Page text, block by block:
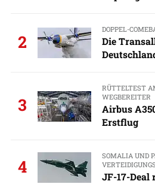
2
DOPPEL-
Die
3
RÜTTELTEST
WEGBEREITER
Airbus
Erstflug
4
SOMALIA UND
JF-17-Deal